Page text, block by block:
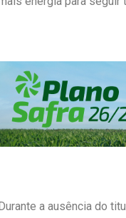
a ausência do